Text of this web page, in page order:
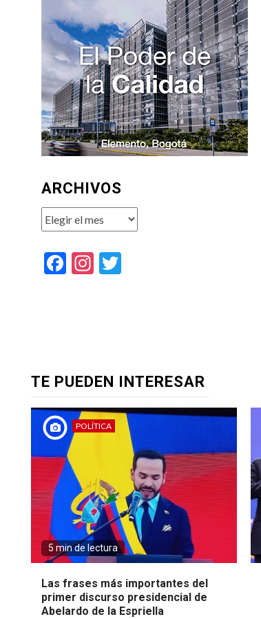
ARCHIVOS
Archivos
Facebook
Instagram
TE PUEDEN INTERESAR
POLÍTICA
5 min de lectura
Las frases más importantes del
primer discurso presidencial de
Abelardo de la Espriella